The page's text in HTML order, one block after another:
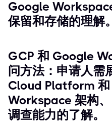
Google
保留和存储的理解。
GCP 和 Google
问方法：申请人需
Cloud Platform
Workspace 架构
调查能力的了解。